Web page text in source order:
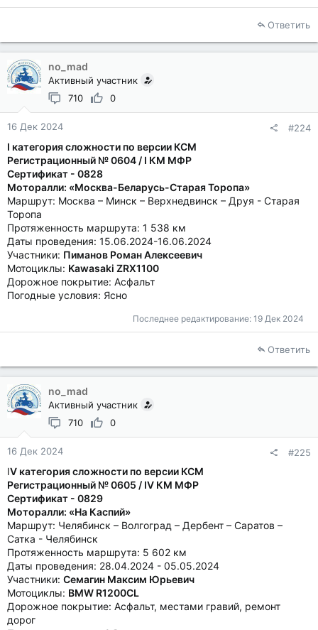
Ответить
no_mad
Активный участник
710
0
16 Дек 2024 #224
I категория сложности по версии КСМ
Регистрационный № 0604 / I КМ МФР
Сертификат - 0828
Моторалли: «Москва-Беларусь-Старая Торопа»
Маршрут: Москва – Минск – Верхнедвинск – Друя - Старая
Торопа
Протяженность маршрута: 1 538 км
Даты проведения: 15.06.2024-16.06.2024
Участники: Пиманов Роман Алексеевич
Мотоциклы: Kawasaki ZRX1100
Дорожное покрытие: Асфальт
Погодные условия: Ясно
Последнее редактирование: 19 Дек 2024
Ответить
no_mad
Активный участник
710
0
16 Дек 2024 #225
IV категория сложности по версии КСМ
Регистрационный № 0605 / IV КМ МФР
Сертификат - 0829
Моторалли: «На Каспий»
Маршрут: Челябинск – Волгоград – Дербент – Саратов –
Сатка - Челябинск
Протяженность маршрута: 5 602 км
Даты проведения: 28.04.2024 - 05.05.2024
Участники: Семагин Максим Юрьевич
Мотоциклы: BMW R1200CL
Дорожное покрытие: Асфальт, местами гравий, ремонт
дорог